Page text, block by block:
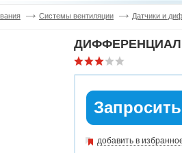
Системы вентиляции Датчики и
добавить в